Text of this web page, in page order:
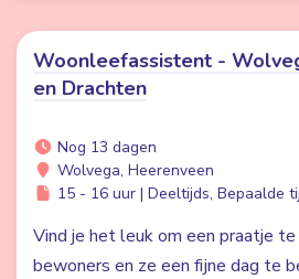
Woonleefassistent -
en Drachten
Nog 13 dagen
Wolvega, Heerenveen
15 - 16 uur | Deeltijds, Bepaalde
Vind je het leuk om een praatje
bewoners en ze een fijne dag te